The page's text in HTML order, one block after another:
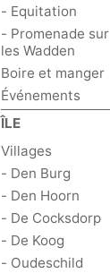
- Equitation
- Promenade sur
les Wadden
Boire et manger
Événements
ÎLE
Villages
- Den Burg
- Den Hoorn
- De Cocksdorp
- De Koog
- Oudeschild